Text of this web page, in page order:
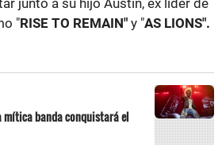
junto a su hijo Austin, ex líder de
"RISE TO REMAIN" y "AS LIONS".
mítica banda conquistará el